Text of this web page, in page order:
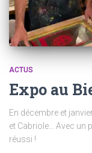
ACTUS
Expo au
En décembre et
et Cabriole… Avec un
réussi !